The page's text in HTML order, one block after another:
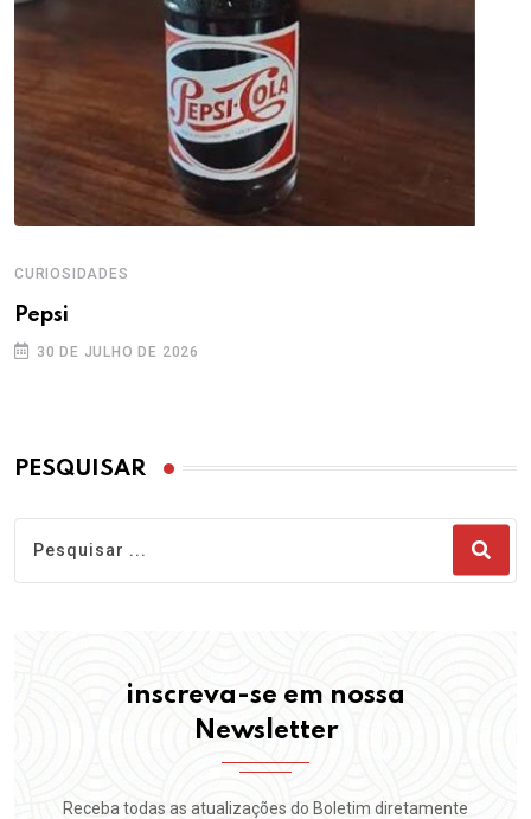
CURIOSIDADES
Pepsi
30 DE JULHO DE 2026
PESQUISAR
inscreva-se em nossa
Newsletter
Receba todas as atualizações do Boletim diretamente